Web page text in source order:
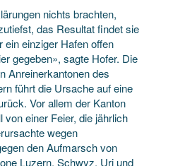
nichts brachten,
das Resultat findet sie
ein einziger Hafen offen
gegeben», sagte Hofer. Die
Anreinerkantonen des
führt die Ursache auf eine
Vor allem der Kanton
einer Feier, die jährlich
wegen
den Aufmarsch von
Luzern, Schwyz, Uri und